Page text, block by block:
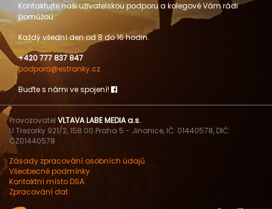
Kontaktujte naši uživatelskou podporu a kolegové Vám rádi
pomůžou.
Každý všední den od 8 do 16 hodin.
+420 777 837 847
podpora@estranky.cz
Buďte s námi ve spojení!
Provozovatel VLTAVA LABE MEDIA a.s.
U Trezorky 921/2, 158 00 Praha 5 - Jinonice, IČ: 01440578, DIČ:
CZ01440578
Zásady zpracování osobních údajů
Všeobecné podmínky
Kontaktní místo DSA
Zpracování dat